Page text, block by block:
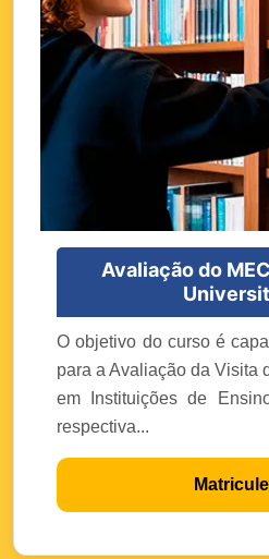
Avaliação do
O objetivo do curso é
para a Avaliação da Visita
em Instituições de
respectiva...